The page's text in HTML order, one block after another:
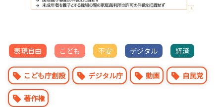
表現自由 こども 不安 デジタル 経済
こども庁創設 デジタル庁 動画 自民党
著作権